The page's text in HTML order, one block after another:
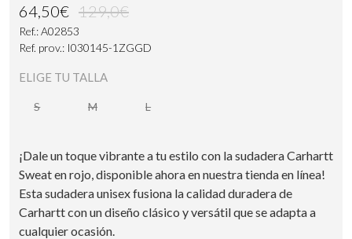
64,50€ 129,0€
Ref.: A02853
Ref. prov.: I030145-1ZGGD
ELIGE TU TALLA
S M L
¡Dale un toque vibrante a tu estilo con la sudadera Carhartt
Sweat en rojo, disponible ahora en nuestra tienda en línea!
Esta sudadera unisex fusiona la calidad duradera de
Carhartt con un diseño clásico y versátil que se adapta a
cualquier ocasión.